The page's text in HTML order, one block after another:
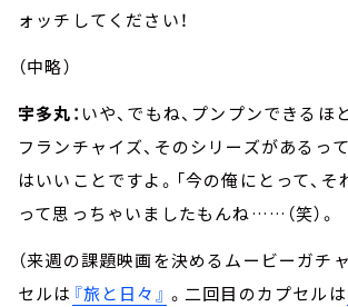
ォッチしてください！
（中略）
宇多丸： いや、でもね、プンプンできるほ
フランチャイズ、そのシリーズがあるっ
はいいことですよ。「今の俺にとって、そ
って思っちゃいましたもんね……（笑）。
（来週の課題映画を決めるムービーガチ
セルは 『旅と日々』 。二回目のカプセルは